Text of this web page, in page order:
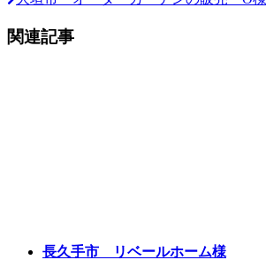
関連記事
長久手市 リベールホーム様